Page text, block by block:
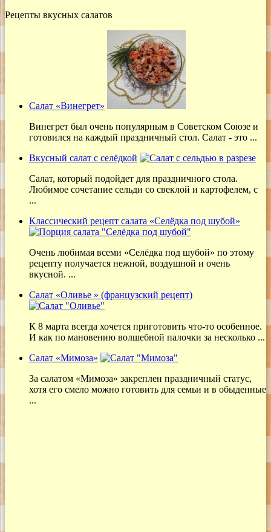
Рецепты вкусных салатов
Салат «Винегрет»
Винегрет был очень популярным в Советском Союзе и
готовился на каждый праздничный стол. Салат - это ...
Вкусный салат с селёдкой
Салат, который подойдет для праздничного стола.
Любимое сочетание сельди со свеклой и картофелем, с
...
Классический рецепт салата «Селёдка под шубой»
Очень любимая всеми «Селёдка под шубой» по этому
рецепту получается нежной, воздушной и очень
вкусной. ...
Салат «Оливье » (французский рецепт)
К 8 марта всегда хочется приготовить что-то особенное.
И как по мановению волшебной палочки за несколько ...
Салат «Мимоза»
За салатом «Мимоза» закреплен праздничный статус,
хотя его смело можно готовить для семьи и в обыденные
...